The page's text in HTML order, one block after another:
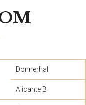
Donnerhall
Alicante B